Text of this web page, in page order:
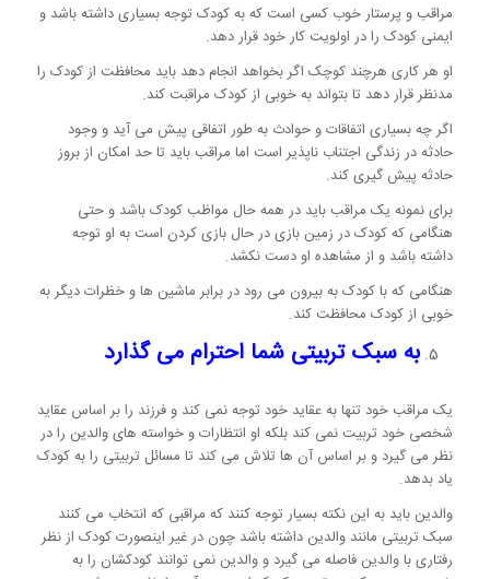
مراقب و پرستار خوب کسی است که به کودک توجه بسیاری داشته باشد و
ایمنی کودک را در اولویت کار خود قرار دهد.
او هر کاری هرچند کوچک اگر بخواهد انجام دهد باید محافظت از کودک را
مدنظر قرار دهد تا بتواند به خوبی از کودک مراقبت کند.
اگر چه بسیاری اتفاقات و حوادث به طور اتفاقی پیش می آید و وجود
حادثه در زندگی اجتناب ناپذیر است اما مراقب باید تا حد امکان از بروز
حادثه پیش گیری کند.
برای نمونه یک مراقب باید در همه حال مواظب کودک باشد و حتی
هنگامی که کودک در زمین بازی در حال بازی کردن است به او توجه
داشته باشد و از مشاهده او دست نکشد.
هنگامی که با کودک به بیرون می رود در برابر ماشین ها و خظرات دیگر به
خوبی از کودک محافظت کند.
به سبک تربیتی شما احترام می گذارد
یک مراقب خود تنها به عقاید خود توجه نمی کند و فرزند را بر اساس عقاید
شخصی خود تربیت نمی کند بلکه او انتظارات و خواسته های والدین را در
نظر می گیرد و بر اساس آن ها تلاش می کند تا مسائل تربیتی را به کودک
یاد بدهد.
والدین باید به این نکته بسیار توجه کنند که مراقبی که انتخاب می کنند
سبک تربیتی مانند والدین داشته باشد چون در غیر اینصورت کودک از نظر
رفتاری با والدین فاصله می گیرد و والدین نمی توانند کودکشان را به